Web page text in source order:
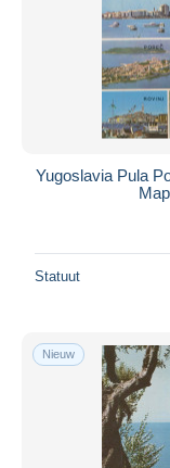
Yugoslavia Pula
Statuut
Nieuw